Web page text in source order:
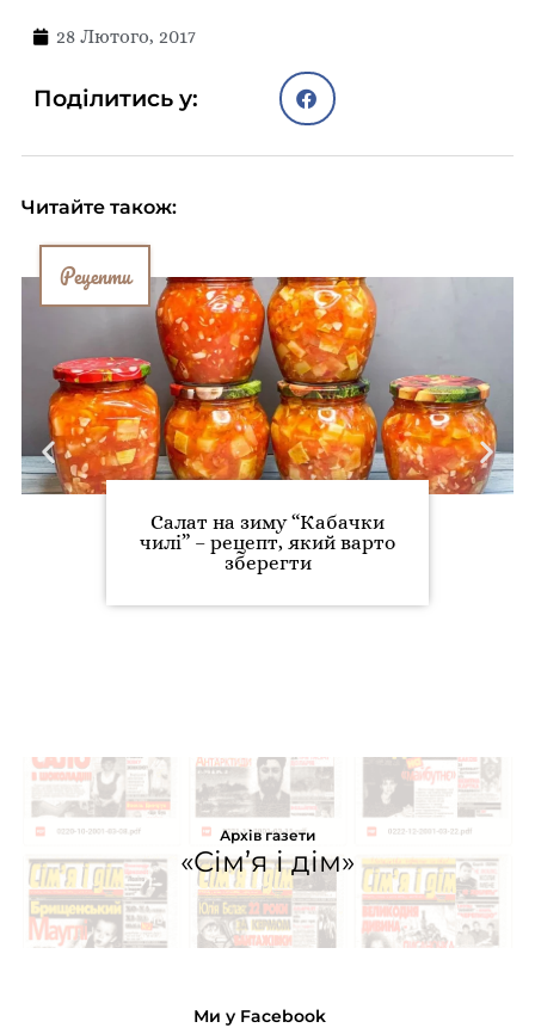
28 Лютого, 2017
Поділитись у:
Читайте також:
Рецепти
Салат на зиму “Кабачки
чилі” – рецепт, який варто
зберегти
Архів газети
«Сім’я і дім»
Ми у Facebook